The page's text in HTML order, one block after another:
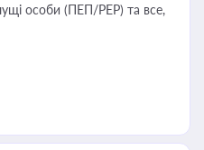
особи (ПЕП/PEP) та все,